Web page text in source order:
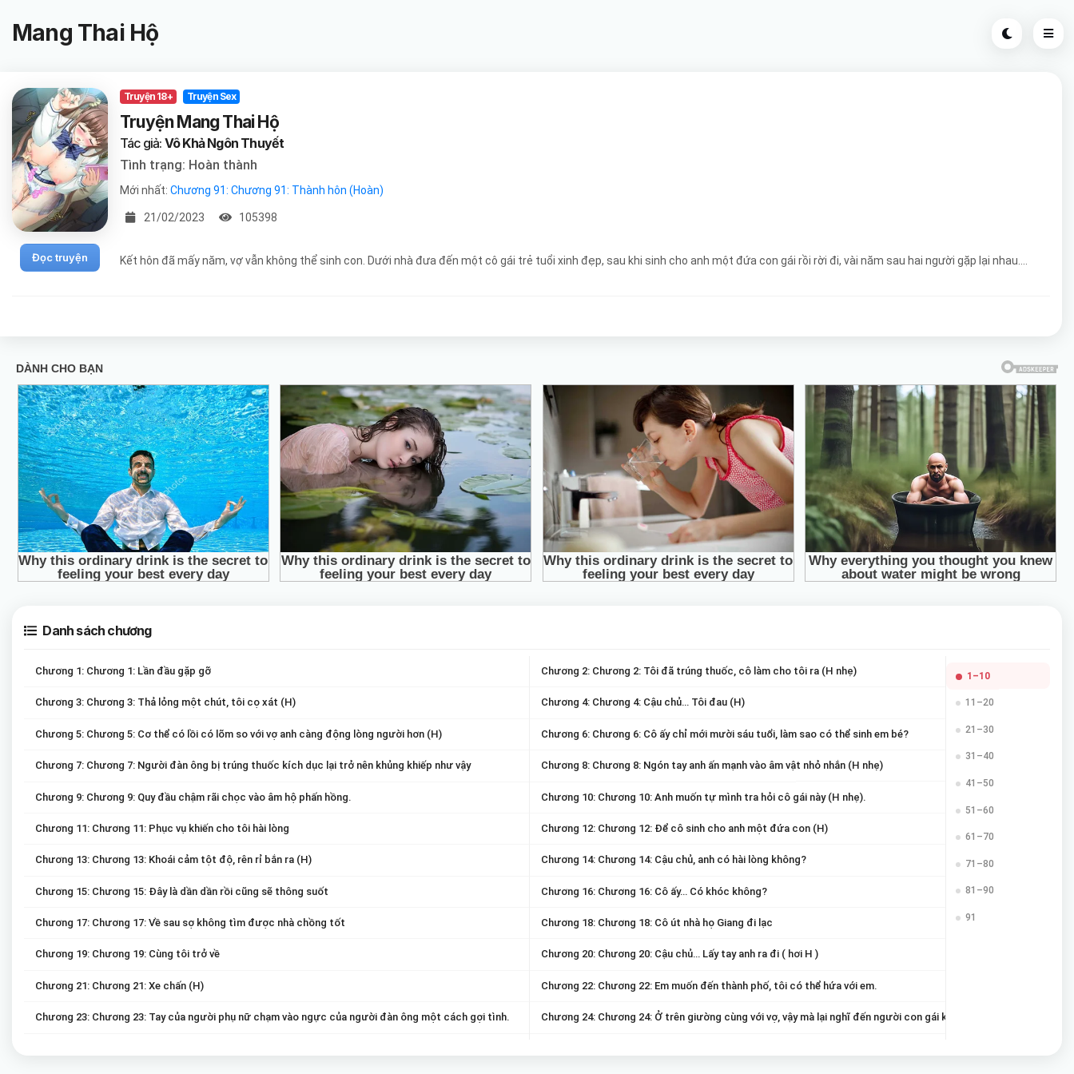
Mang Thai Hộ
Đọc truyện
Truyện 18+ Truyện Sex
Truyện Mang Thai Hộ
Tác giả: Vô Khả Ngôn Thuyết
Tình trạng: Hoàn thành
Mới nhất: Chương 91: Chương 91: Thành hôn (Hoàn)
21/02/2023 105398
Kết hôn đã mấy năm, vợ vẫn không thể sinh con. Dưới nhà đưa đến một cô gái trẻ tuổi xinh đẹp, sau khi sinh cho anh một đứa con gái rồi rời đi, vài năm sau hai người gặp lại nhau....
Danh sách chương
Chương 1: Chương 1: Lần đầu gặp gỡ Chương 2: Chương 2: Tôi đã trúng thuốc, cô làm cho tôi ra (H nhẹ)
Chương 3: Chương 3: Thả lỏng một chút, tôi cọ xát (H) Chương 4: Chương 4: Cậu chủ… Tôi đau (H)
Chương 5: Chương 5: Cơ thể có lồi có lõm so với vợ anh càng động lòng người hơn (H) Chương 6: Chương 6: Cô ấy chỉ mới mười sáu tuổi, làm sao có thể sinh em bé?
Chương 7: Chương 7: Người đàn ông bị trúng thuốc kích dục lại trở nên khủng khiếp như vậy Chương 8: Chương 8: Ngón tay anh ấn mạnh vào âm vật nhỏ nhắn (H nhẹ)
Chương 9: Chương 9: Quy đầu chậm rãi chọc vào âm hộ phấn hồng. Chương 10: Chương 10: Anh muốn tự mình tra hỏi cô gái này (H nhẹ).
Chương 11: Chương 11: Phục vụ khiến cho tôi hài lòng Chương 12: Chương 12: Để cô sinh cho anh một đứa con (H)
Chương 13: Chương 13: Khoái cảm tột độ, rên rỉ bắn ra (H) Chương 14: Chương 14: Cậu chủ, anh có hài lòng không?
Chương 15: Chương 15: Đây là dần dần rồi cũng sẽ thông suốt Chương 16: Chương 16: Cô ấy… Có khóc không?
Chương 17: Chương 17: Về sau sợ không tìm được nhà chồng tốt Chương 18: Chương 18: Cô út nhà họ Giang đi lạc
Chương 19: Chương 19: Cùng tôi trở về Chương 20: Chương 20: Cậu chủ… Lấy tay anh ra đi ( hơi H )
Chương 21: Chương 21: Xe chấn (H) Chương 22: Chương 22: Em muốn đến thành phố, tôi có thể hứa với em.
Chương 23: Chương 23: Tay của người phụ nữ chạm vào ngực của người đàn ông một cách gợi tình. Chương 24: Chương 24: Ở trên giường cùng với vợ, vậy mà lại nghĩ đến người con gái khác (H nhẹ)
1–10
11–20
21–30
31–40
41–50
51–60
61–70
71–80
81–90
91